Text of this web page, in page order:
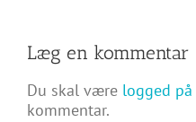
Læg en kommentar
Du skal være logged på
kommentar.